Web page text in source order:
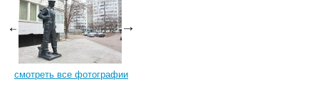
смотреть все фотографии